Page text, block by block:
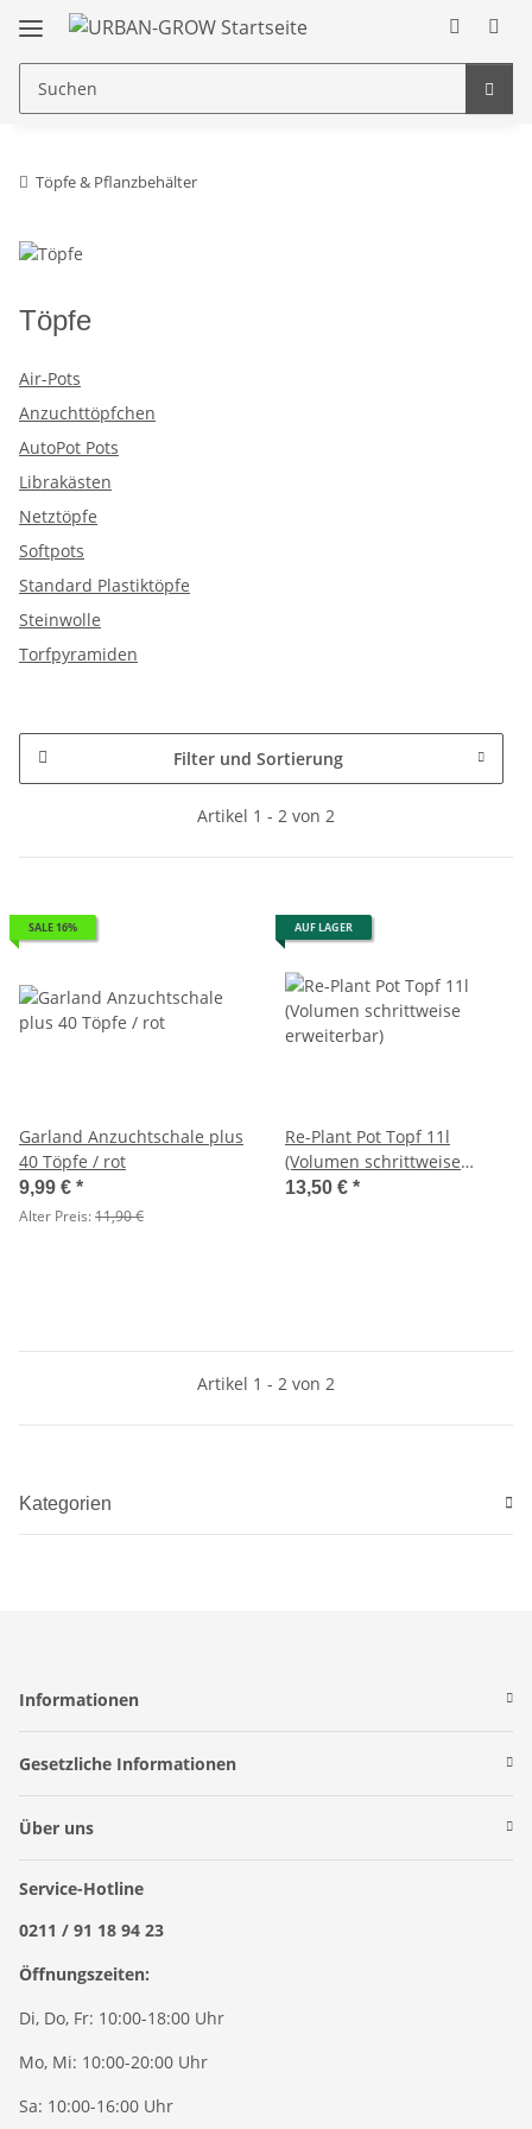
Töpfe & Pflanzbehälter
Töpfe
Air-Pots
Anzuchttöpfchen
AutoPot Pots
Librakästen
Netztöpfe
Softpots
Standard Plastiktöpfe
Steinwolle
Torfpyramiden
Filter und Sortierung
Artikel 1 - 2 von 2
SALE 16%
Garland Anzuchtschale plus
40 Töpfe / rot
9,99 € *
Alter Preis:11,90 €
AUF LAGER
Re-Plant Pot Topf 11l
(Volumen schrittweise
erweiterbar)
13,50 € *
Artikel 1 - 2 von 2
Kategorien
Informationen
Gesetzliche Informationen
Über uns
Service-Hotline
0211 / 91 18 94 23
Öffnungszeiten:
Di, Do, Fr: 10:00-18:00 Uhr
Mo, Mi: 10:00-20:00 Uhr
Sa: 10:00-16:00 Uhr